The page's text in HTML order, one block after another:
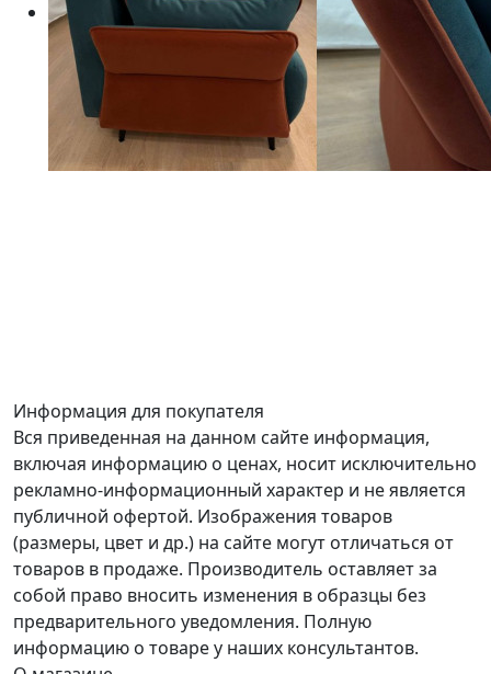
Информация для покупателя
Вся приведенная на данном сайте информация,
включая информацию о ценах, носит исключительно
рекламно-информационный характер и не является
публичной офертой. Изображения товаров
(размеры, цвет и др.) на сайте могут отличаться от
товаров в продаже. Производитель оставляет за
собой право вносить изменения в образцы без
предварительного уведомления. Полную
информацию о товаре у наших консультантов.